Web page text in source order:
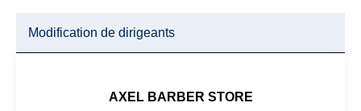
Modification de dirigeants
AXEL BARBER STORE